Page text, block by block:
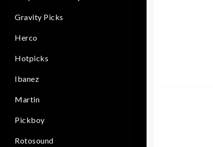
Gravity Picks
Herco
Hotpicks
Ibanez
Martin
Pickboy
Rotosound